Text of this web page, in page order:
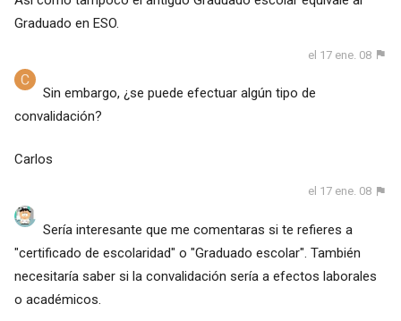
Graduado en ESO.
el 17 ene. 08
Sin embargo, ¿se puede efectuar algún tipo de
convalidación?
Carlos
el 17 ene. 08
Sería interesante que me comentaras si te refieres a
"certificado de escolaridad" o "Graduado escolar". También
necesitaría saber si la convalidación sería a efectos laborales
o académicos.